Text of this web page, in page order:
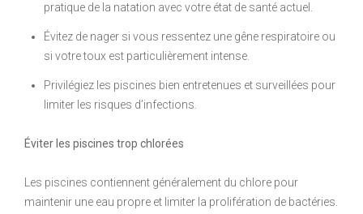
pratique de la natation avec votre état de santé actuel.
Évitez de nager si vous ressentez une gêne respiratoire ou
si votre toux est particulièrement intense.
Privilégiez les piscines bien entretenues et surveillées pour
limiter les risques d’infections.
Éviter les piscines trop chlorées
Les piscines contiennent généralement du chlore pour
maintenir une eau propre et limiter la prolifération de bactéries.